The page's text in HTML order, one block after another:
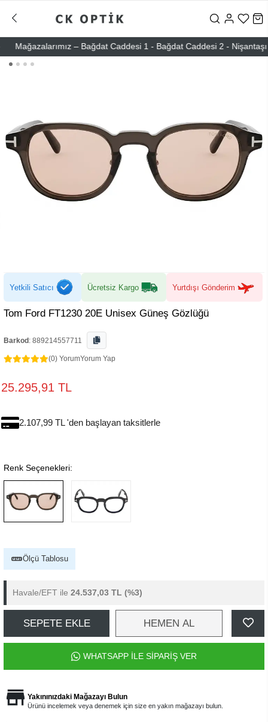
Mağazalarımız – Bağdat Caddesi 1 - Bağdat Caddesi 2 - Nişantaşı –
Yetkili Satıcı Ücretsiz Kargo Yurtdışı Gönderim
Tom Ford FT1230 20E Unisex Güneş Gözlüğü
Barkod : 889214557711
(0) YorumYorum Yap
25.295,91 TL
2.107,99 TL 'den başlayan taksitlerle
Renk Seçenekleri:
Ölçü Tablosu
Havale/EFT ile 24.537,03 TL (%3)
SEPETE EKLE HEMEN AL
WHATSAPP İLE SİPARİŞ VER
Yakınınızdaki Mağazayı Bulun
Ürünü incelemek veya denemek için size en yakın mağazayı bulun.